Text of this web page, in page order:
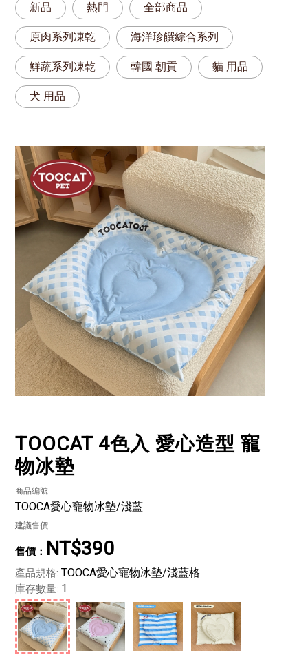
新品 熱門 全部商品
原肉系列凍乾 海洋珍饌綜合系列
鮮蔬系列凍乾 韓國 朝貢 貓 用品
犬 用品
TOOCAT 4色入 愛心造型 寵
物冰墊
商品編號
TOOCA愛心寵物冰墊/淺藍
建議售價
NT$390
產品規格: TOOCA愛心寵物冰墊/淺藍格
庫存數量: 1